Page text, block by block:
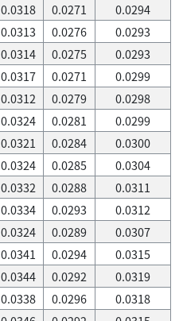
0.0318 0.0271
0.0294
0.0313 0.0276
0.0293
0.0314 0.0275
0.0293
0.0317 0.0271
0.0299
0.0312 0.0279
0.0298
0.0324 0.0281
0.0299
0.0321 0.0284
0.0300
0.0324 0.0285
0.0304
0.0332 0.0288
0.0311
0.0334 0.0293
0.0312
0.0324 0.0289
0.0307
0.0341 0.0294
0.0315
0.0344 0.0292
0.0319
0.0338 0.0296
0.0318